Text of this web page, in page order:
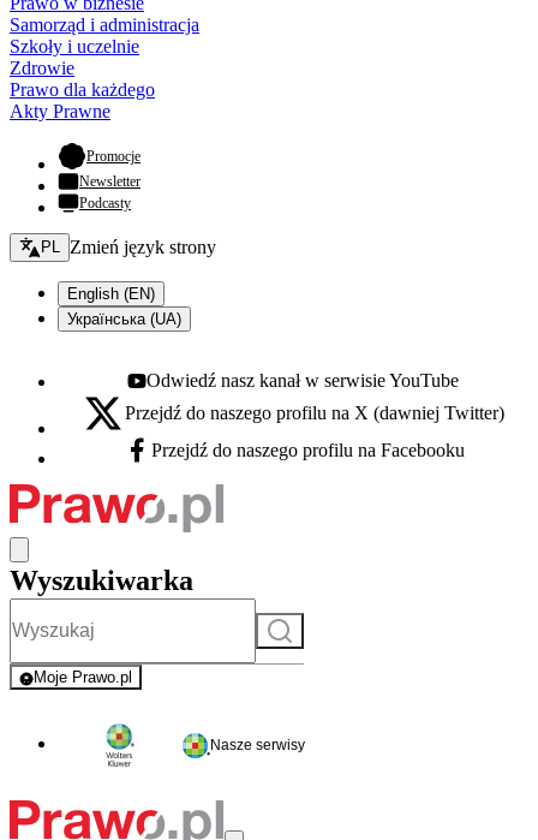
Samorząd i administracja
Szkoły i uczelnie
Zdrowie
Prawo dla każdego
Akty Prawne
Promocje- otwiera się w nowej karcie
Newsletter
Podcasty
Zmień język - bieżący:
PL Zmień język strony
English (EN)
Українська (UA)
Youtube - otwiera się w nowej karcie
Odwiedź nasz kanał w serwisie YouTube
X - otwiera się w nowej karcie
Przejdź do naszego profilu na X (dawniej Twitter)
Facebook - otwiera się w nowej karcie
Przejdź do naszego profilu na Facebooku
Wyszukiwarka
Szukaj
Moje Prawo.pl
- rejestracja i logowanie do serwisu
Nasze serwisy